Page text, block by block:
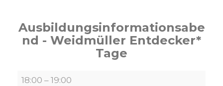
Ausbildungsinformationsabe
nd - Weidmüller Entdecker*
Tage
Ausbildungsinformationsabend
18:00 – 19:00